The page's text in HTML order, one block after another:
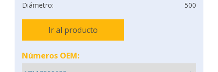
Diámetro:
500
Ir al producto
Números OEM: